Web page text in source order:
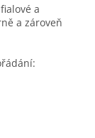
a
a zároveň